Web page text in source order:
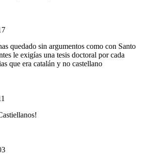
quedado sin argumentos como con Santo
le exigías una tesis doctoral por cada
que era catalán y no castellano